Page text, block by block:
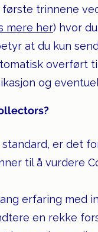
trinnene
mere her) hvor
at du kun
overført
og
er det
til å vurdere
erfaring med
en rekke